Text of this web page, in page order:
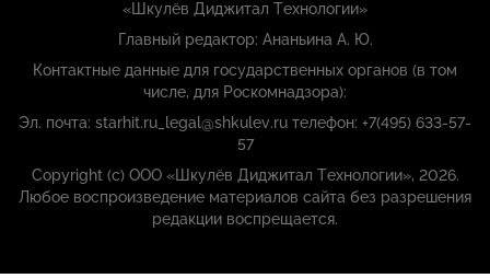
«Шкулёв Диджитал Технологии»
Главный редактор: Ананьина А. Ю.
Контактные данные для государственных органов (в том
числе, для Роскомнадзора):
Эл. почта: starhit.ru_legal@shkulev.ru телефон: +7(495) 633-57-
57
Copyright (с) ООО «Шкулёв Диджитал Технологии», 2026.
Любое воспроизведение материалов сайта без разрешения
редакции воспрещается.